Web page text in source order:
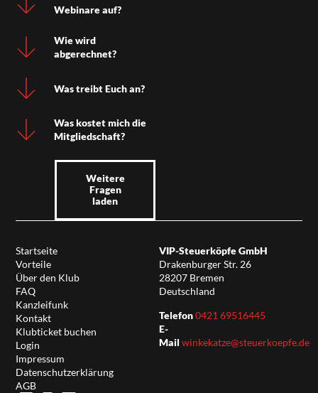
Webinare auf?
Wie wird
abgerechnet?
Was treibt Euch an?
Was kostet mich die
Mitgliedschaft?
Weitere
Fragen
laden
Startseite
Vorteile
Über den Klub
FAQ
Kanzleifunk
Kontakt
Klubticket buchen
Login
Impressum
Datenschutzerklärung
AGB
VIP-Steuerköpfe GmbH
Drakenburger Str. 26
28207 Bremen
Deutschland
Telefon0421 69516445
E-
Mail winkekatze@steuerkoepfe.de